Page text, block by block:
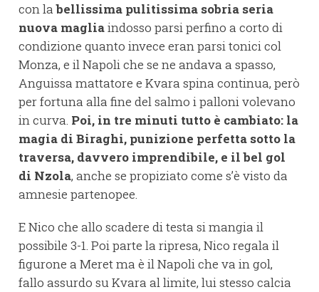
con labellissima pulitissima sobria seria
nuova magliaindosso parsi perfino a corto di
condizione quanto invece eran parsi tonici col
Monza, e il Napoli che se ne andava a spasso,
Anguissa mattatore e Kvara spina continua, però
per fortuna alla fine del salmo i palloni volevano
in curva. Poi, in tre minuti tutto è cambiato: la
magia di Biraghi, punizione perfetta sotto la
traversa, davvero imprendibile, e il bel gol
di Nzola, anche se propiziato come s’è visto da
amnesie partenopee.
E Nico che allo scadere di testa si mangia il
possibile 3-1. Poi parte la ripresa, Nico regala il
figurone a Meret ma è il Napoli che va in gol,
fallo assurdo su Kvara al limite, lui stesso calcia